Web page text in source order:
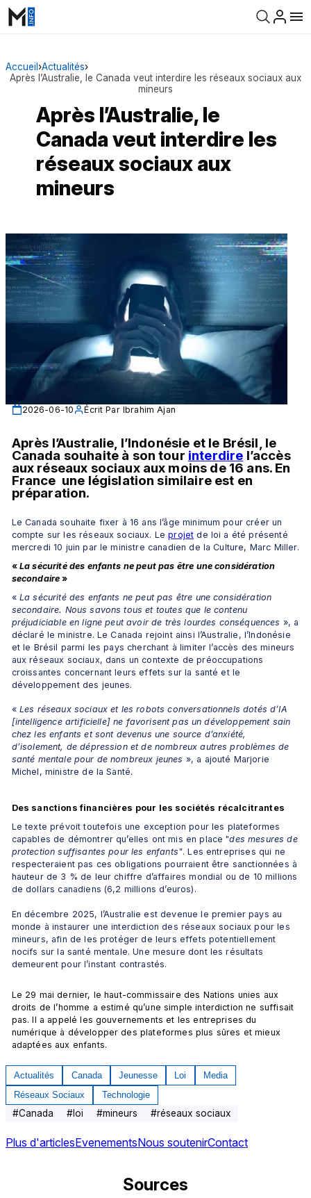
Accueil ›Actualités›
Après l’Australie, le Canada veut interdire les réseaux sociaux aux
mineurs
Après l’Australie, le
Canada veut interdire les
réseaux sociaux aux
mineurs
2026-06-10 Écrit Par Ibrahim Ajan
Après l’Australie, l’Indonésie et le Brésil, le
Canada souhaite à son tour interdire l’accès
aux réseaux sociaux aux moins de 16 ans. En
France  une législation similaire est en
préparation.
Le Canada souhaite fixer à 16 ans l’âge minimum pour créer un
compte sur les réseaux sociaux. Le projet de loi a été présenté
mercredi 10 juin par le ministre canadien de la Culture, Marc Miller.
« La sécurité des enfants ne peut pas être une considération
secondaire »
« La sécurité des enfants ne peut pas être une considération
secondaire. Nous savons tous et toutes que le contenu
préjudiciable en ligne peut avoir de très lourdes conséquences », a
déclaré le ministre. Le Canada rejoint ainsi l’Australie, l’Indonésie
et le Brésil parmi les pays cherchant à limiter l’accès des mineurs
aux réseaux sociaux, dans un contexte de préoccupations
croissantes concernant leurs effets sur la santé et le
développement des jeunes.
«
[intelligence artificielle] ne favorisent pas un développement sain
chez les enfants et sont devenus une source d’anxiété,
d’isolement, de dépression et de nombreux autres problèmes de
santé mentale pour de nombreux jeunes », a ajouté Marjorie
Michel, ministre de la Santé.
Des sanctions financières pour les sociétés récalcitrantes
Le texte prévoit toutefois une exception pour les plateformes
capables de démontrer qu’elles ont mis en place "des mesures de
protection suffisantes pour les enfants". Les entreprises qui ne
respecteraient pas ces obligations pourraient être sanctionnées à
hauteur de 3 % de leur chiffre d’affaires mondial ou de 10 millions
de dollars canadiens (6,2 millions d’euros).
En décembre 2025, l’Australie est devenue le premier pays au
monde à instaurer une interdiction des réseaux sociaux pour les
mineurs, afin de les protéger de leurs effets potentiellement
nocifs sur la santé mentale. Une mesure dont les résultats
demeurent pour l’instant contrastés.
Le 29 mai dernier, le haut-commissaire des Nations unies aux
droits de l’homme a estimé qu’une simple interdiction ne suffisait
pas. Il a appelé les gouvernements et les entreprises du
numérique à développer des plateformes plus sûres et mieux
adaptées aux enfants.
Actualités Canada Jeunesse Loi
Media
Réseaux Sociaux
Technologie
#Canada #loi #mineurs #réseaux sociaux
Plus d'articlesEvenementsNous soutenirContact
Sources